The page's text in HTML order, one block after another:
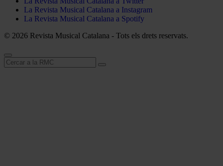
La Revista Musical Catalana a Instagram
La Revista Musical Catalana a Spotify
© 2026 Revista Musical Catalana - Tots els drets reservats.
Cerca